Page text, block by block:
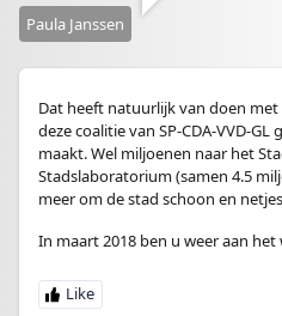
Paula Janssen
Dat heeft natuurlijk van doen
deze coalitie van SP-CDA-VVD-
maakt. Wel miljoenen naar het
Stadslaboratorium (samen 4.5
meer om de stad schoon en
In maart 2018 ben u weer aan het